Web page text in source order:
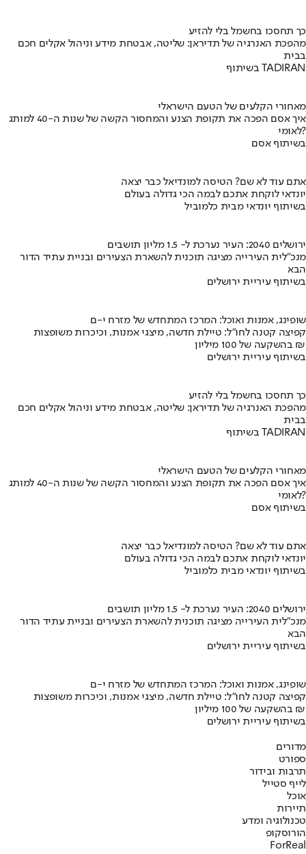
כך תחסכו בחשמל בלי להזיע
מהפכת האנרגיה של תדיראן: שליטה, אבטחת מידע וניהול אקלים חכם
בבית
בשיתוף TADIRAN
מאחורי הקלעים של הטעם הישראלי
איך אסם הפכה את תקופת הצנע והמחסור הקשה של שנות ה-40 למותג
לאומי?
בשיתוף אסם
אתם עוד לא שם? הטיסה למונדיאל כבר יצאה
יונדאי לוקחת אתכם לבמה הכי גדולה בעולם
בשיתוף יונדאי מבית כלמוביל
ירושלים 2040: העיר נערכת ל- 1.5 מליון תושבים
מנכ"לית העירייה מציגה תוכנית להשארת הצעירים ובניית עתיד הדור
הבא
בשיתוף עיריית ירושלים
שופינג, אמנות ואוכל: המרכז המתחדש של מזרח י-ם
קפיצה קטנה לחו"ל: טיילת חדשה, מיצגי אמנות, וכיכרות משופצות
בהשקעה של 100 מיליון ₪
בשיתוף עיריית ירושלים
כך תחסכו בחשמל בלי להזיע
מהפכת האנרגיה של תדיראן: שליטה, אבטחת מידע וניהול אקלים חכם
בבית
בשיתוף TADIRAN
מאחורי הקלעים של הטעם הישראלי
איך אסם הפכה את תקופת הצנע והמחסור הקשה של שנות ה-40 למותג
לאומי?
בשיתוף אסם
אתם עוד לא שם? הטיסה למונדיאל כבר יצאה
יונדאי לוקחת אתכם לבמה הכי גדולה בעולם
בשיתוף יונדאי מבית כלמוביל
ירושלים 2040: העיר נערכת ל- 1.5 מליון תושבים
מנכ"לית העירייה מציגה תוכנית להשארת הצעירים ובניית עתיד הדור
הבא
בשיתוף עיריית ירושלים
שופינג, אמנות ואוכל: המרכז המתחדש של מזרח י-ם
קפיצה קטנה לחו"ל: טיילת חדשה, מיצגי אמנות, וכיכרות משופצות
בהשקעה של 100 מיליון ₪
בשיתוף עיריית ירושלים
מדורים
ספורט
תרבות ובידור
לייף סטייל
אוכל
תיירות
טכנולוגיה ומדע
הורוסקופ
ForReal